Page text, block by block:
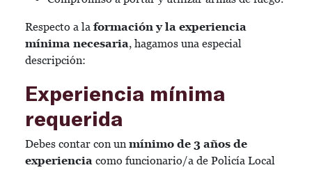
Respecto a la formación y la experiencia
mínima necesaria, hagamos una especial
descripción:
Experiencia mínima
requerida
Debes contar con un mínimo de 3 años de
experiencia como funcionario/a de Policía Local